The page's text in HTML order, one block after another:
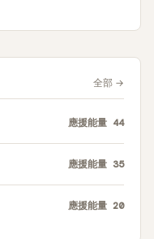
全部 →
應援能量 44
應援能量 35
應援能量 20